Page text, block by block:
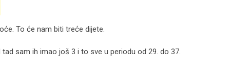
To će nam biti treće dijete.
sam ih imao još 3 i to sve u periodu od 29. do 37.